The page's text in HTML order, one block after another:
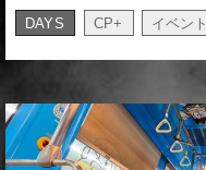
DAYS CP+ イベント